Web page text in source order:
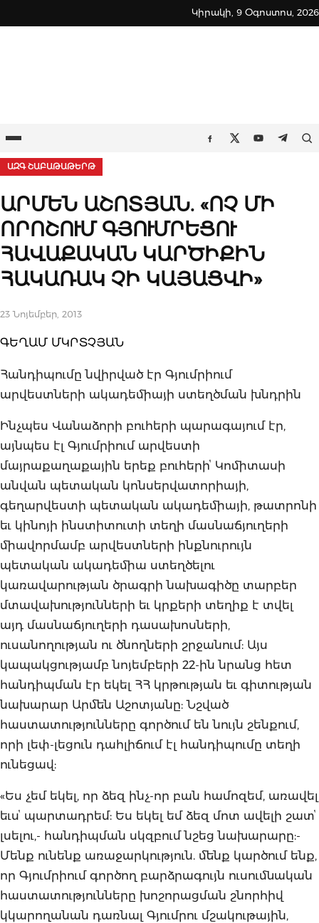
to
Կիրակի, 9 Օգոստոս, 2026
Ընտրացանկ Facebook
TwitterYoutube
ԱԶԳ ՇԱԲԱԹԱԹԵՐԹ
ԱՐՄԵՆ ԱՇՈՏՅԱՆ. «ՈՉ ՄԻ
ՈՐՈՇՈՒՄ ԳՅՈՒՄՐԵՑՈՒ
ՀԱՎԱՔԱԿԱՆ ԿԱՐԾԻՔԻՆ
ՀԱԿԱՌԱԿ ՉԻ ԿԱՅԱՑՎԻ»
23 Նոյեմբեր, 2013
ԳԵՂԱՄ ՄԿՐՏՉՅԱՆ
Հանդիպումը նվիրված էր Գյումրիում
արվեստների ակադեմիայի ստեղծման խնդրին
Ինչպես Վանաձորի բուհերի պարագայում էր,
այնպես էլ Գյումրիում արվեստի
մայրաքաղաքային երեք բուհերիՙ Կոմիտասի
անվան պետական կոնսերվատորիայի,
գեղարվեստի պետական ակադեմիայի, թատրոնի
եւ կինոյի ինստիտուտի տեղի մասնաճյուղերի
միավորմամբ արվեստների ինքնուրույն
պետական ակադեմիա ստեղծելու
կառավարության ծրագրի նախագիծը տարբեր
մտավախությունների եւ կրքերի տեղիք է տվել
այդ մասնաճյուղերի դասախոսների,
ուսանողության ու ծնողների շրջանում: Այս
կապակցությամբ նոյեմբերի 22-ին նրանց հետ
հանդիպման էր եկել ՀՀ կրթության եւ գիտության
նախարար Արմեն Աշոտյանը: Նշված
հաստատությունները գործում են նույն շենքում,
որի լեփ-լեցուն դահլիճում էլ հանդիպումը տեղի
ունեցավ:
«Ես չեմ եկել, որ ձեզ ինչ-որ բան համոզեմ, առավել
եւսՙ պարտադրեմ: Ես եկել եմ ձեզ մոտ ավելի շատՙ
լսելու,- հանդիպման սկզբում նշեց նախարարը:-
Մենք ունենք առաջարկություն. մենք կարծում ենք,
որ Գյումրիում գործող բարձրագույն ուսումնական
հաստատությունները խոշորացման շնորհիվ
կկարողանան դառնալ Գյումրու մշակութային,